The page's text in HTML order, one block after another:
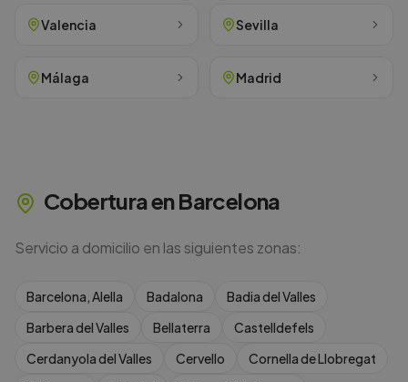
Valencia Sevilla
Málaga Madrid
Cobertura enBarcelona
Servicio a domicilio en las siguientes zonas:
Barcelona, Alella Badalona
Badia del Valles
Barbera del Valles
Bellaterra
Castelldefels
Cerdanyola del Valles
Cervello
Cornella de Llobregat